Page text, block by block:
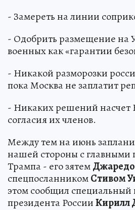
- Замереть на линии
- Одобрить размещение на
военных как «гарантии
- Никакой разморозки
пока Москва не заплатит
- Никаких решений
согласия их членов.
Между тем на июнь
нашей стороны с главными
Трампа - его зятем
спецпосланникомСтивом
этом сообщил специальный
президента РоссииКирилл